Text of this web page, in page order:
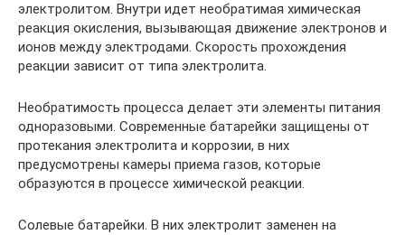
электролитом. Внутри идет необратимая химическая
реакция окисления, вызывающая движение электронов и
ионов между электродами. Скорость прохождения
реакции зависит от типа электролита.
Необратимость процесса делает эти элементы питания
одноразовыми. Современные батарейки защищены от
протекания электролита и коррозии, в них
предусмотрены камеры приема газов, которые
образуются в процессе химической реакции.
Солевые батарейки. В них электролит заменен на